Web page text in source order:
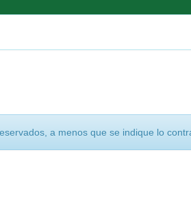
a menos que se indique lo